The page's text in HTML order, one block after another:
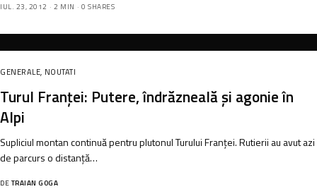
IUL. 23, 2012
2 MIN 0 SHARES
GENERALE, NOUTATI
Turul Franței: Putere, îndrăzneală și agonie în
Alpi
Supliciul montan continuă pentru plutonul Turului Franței. Rutierii au avut azi
de parcurs o distanță…
DE TRAIAN GOGA